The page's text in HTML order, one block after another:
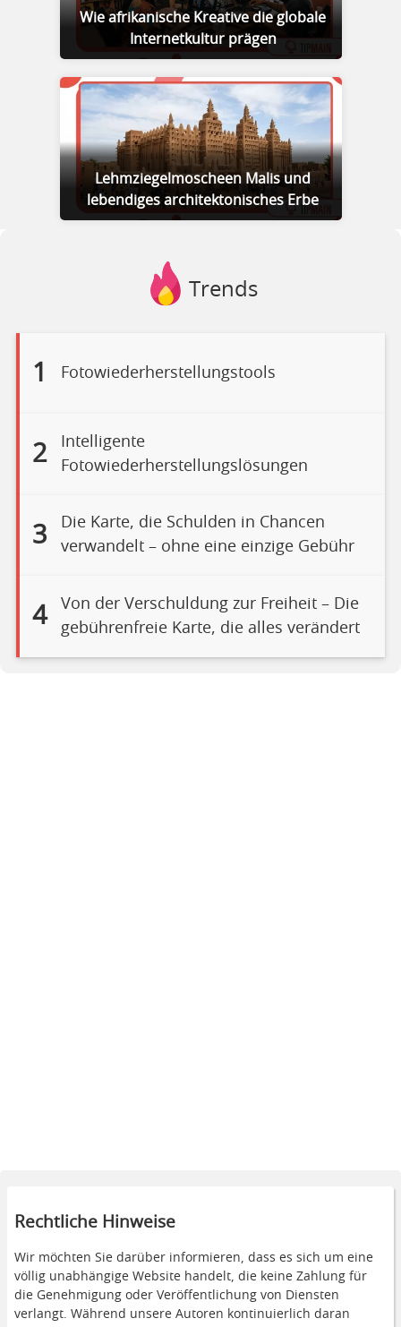
Wie afrikanische Kreative die globale
Internetkultur prägen
Lehmziegelmoscheen Malis und
lebendiges architektonisches Erbe
Trends
1 Fotowiederherstellungstools
2
Intelligente
Fotowiederherstellungslösungen
3
Die Karte, die Schulden in Chancen
verwandelt – ohne eine einzige Gebühr
4
Von der Verschuldung zur Freiheit – Die
gebührenfreie Karte, die alles verändert
Rechtliche Hinweise
Wir möchten Sie darüber informieren, dass es sich um eine
völlig unabhängige Website handelt, die keine Zahlung für
die Genehmigung oder Veröffentlichung von Diensten
verlangt. Während unsere Autoren kontinuierlich daran